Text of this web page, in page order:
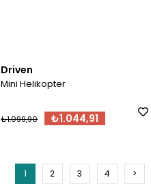
Driven
Mini Helikopter
₺1.044,91
₺1.099,90
1 2 3 4 >